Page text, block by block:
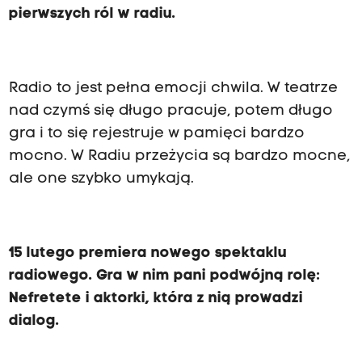
pierwszych ról w radiu.
Radio to jest pełna emocji chwila. W teatrze
nad czymś się długo pracuje, potem długo
gra i to się rejestruje w pamięci bardzo
mocno. W Radiu przeżycia są bardzo mocne,
ale one szybko umykają.
15 lutego premiera nowego spektaklu
radiowego. Gra w nim pani podwójną rolę:
Nefretete i aktorki, która z nią prowadzi
dialog.